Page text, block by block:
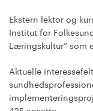
Ekstern lektor og
Institut for
Læringskultur” som
Aktuelle